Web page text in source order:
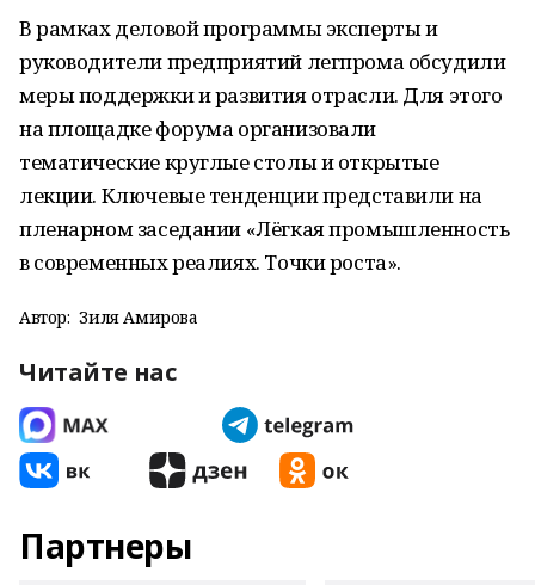
В рамках деловой программы эксперты и
руководители предприятий легпрома обсудили
меры поддержки и развития отрасли. Для этого
на площадке форума организовали
тематические круглые столы и открытые
лекции. Ключевые тенденции представили на
пленарном заседании «Лёгкая промышленность
в современных реалиях. Точки роста».
Автор: Зиля Амирова
Читайте нас
Партнеры